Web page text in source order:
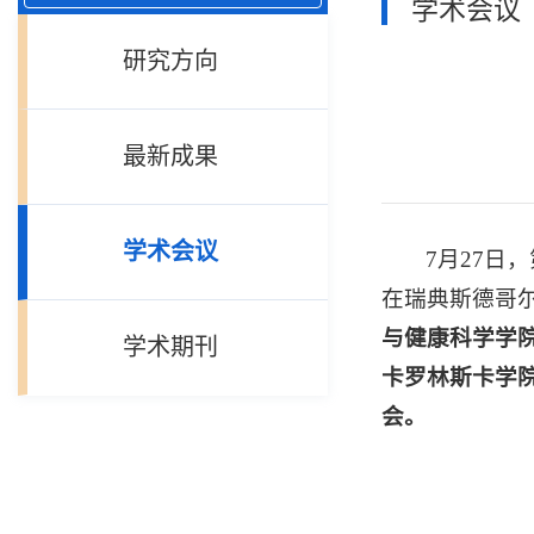
研究方向
最新成果
学术会议
学术期刊
学术会议
7月27日
在瑞典斯德哥
与健康科学学
卡罗林斯卡学
会。